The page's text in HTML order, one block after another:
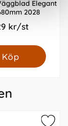
Elegant
2028
kr/st
Köp